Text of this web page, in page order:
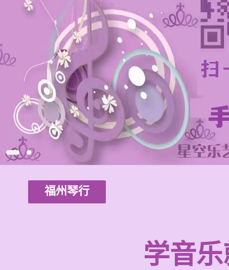
福州琴行
学音